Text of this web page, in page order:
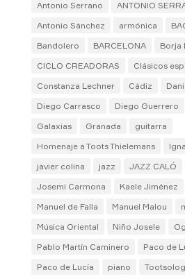
Antonio Serrano
ANTONIO
Antonio Sánchez
armónica
Bandolero
BARCELONA
Borja
CICLO CREADORAS
Clásicos
Constanza Lechner
Cádiz
Diego Carrasco
Diego Guerrero
Galaxias
Granada
guitarra
Homenaje a Toots Thielemans
javier colina
jazz JAZZ CALÓ
Josemi Carmona
Kaele Jiménez
Manuel de Falla
Manuel Malou
Música Oriental
Niño Josele
Pablo Martín Caminero
Paco de
Paco de Lucía
piano